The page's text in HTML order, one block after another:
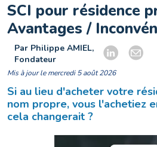
SCI pour résidence
Avantages /
Par Philippe AMIEL,
Fondateur
Mis à jour le mercredi 5 août 2026
Si au lieu d'acheter votre
nom propre, vous l'achetiez
cela changerait ?